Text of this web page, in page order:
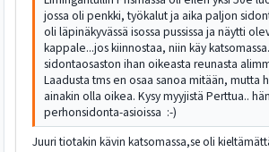
jossa oli penkki, työkalut ja aika paljon
oli läpinäkyvässä isossa pussissa ja näytti
kappale...jos kiinnostaa, niin käy
sidontaosaston ihan oikeasta reunasta
Laadusta tms en osaa sanoa mitään, mutta
ainakin olla oikea. Kysy myyjistä Perttua..
perhonsidonta-asioissa :-)
Juuri tiotakin kävin katsomassa,se oli